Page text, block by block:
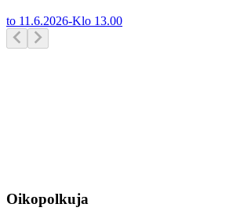
to 11.6.2026-Klo 13.00
Oikopolkuja